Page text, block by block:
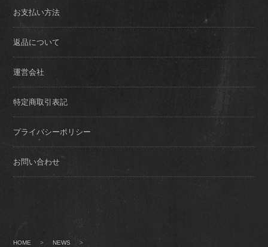
お支払い方法
返品について
運営会社
特定商取引表記
プライバシーポリシー
お問い合わせ
HOME > NEWS >